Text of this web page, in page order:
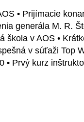
• Prijímacie
generála M. R.
v AOS •
v súťaži Top
• Prvý kurz